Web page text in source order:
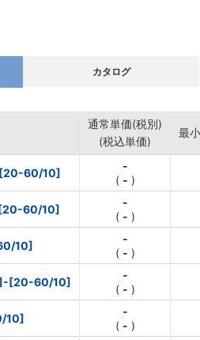
カタログ
通常単価(税別)
(税込単価)
最
60/10]
-
( - )
60/10]
-
( - )
10]
-
( - )
[20-60/10]
-
( - )
10]
-
( - )